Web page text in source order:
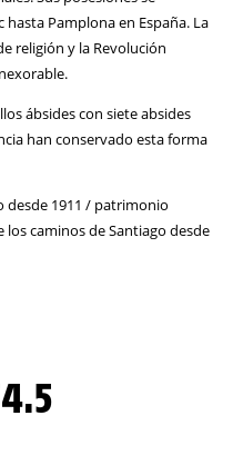
Pamplona en España. La
religión y la Revolución
ábsides con siete absides
han conservado esta forma
1911 / patrimonio
caminos de Santiago desde